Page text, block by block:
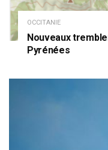
OCCITANIE
Nouveaux
Pyrénées